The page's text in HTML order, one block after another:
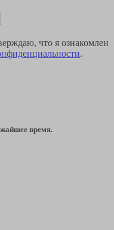
что я ознакомлен
.
время.